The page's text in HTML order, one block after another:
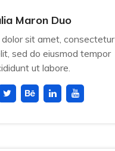
Maron Duo
dolor sit amet, consectetur
sed do eiusmod tempor
ut labore.